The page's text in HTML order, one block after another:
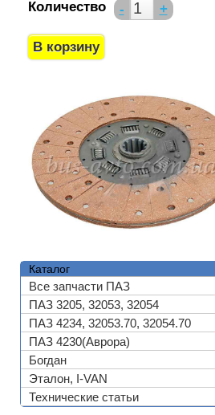
Количество - +
Каталог
Все запчасти ПАЗ
ПАЗ 3205, 32053, 32054
ПАЗ 4234, 32053.70, 32054.70
ПАЗ 4230(Аврора)
Богдан
Эталон, I-VAN
Технические статьи